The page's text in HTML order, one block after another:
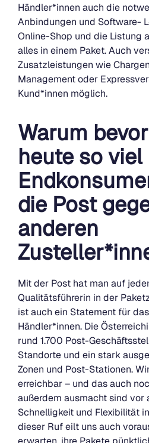
Händler*innen auch die
Anbindungen und Software-
Online-Shop und die Listung
alles in einem Paket. Auch
Zusatzleistungen wie
Management oder
Kund*innen möglich.
Warum
heute so viel
die Post
anderen
Mit der Post hat man auf
Qualitätsführerin in der
ist auch ein Statement für
Händler*innen. Die
rund 1.700 Post-
Standorte und ein stark
Zonen und Post-Stationen.
erreichbar – und das auch
außerdem ausmacht sind vor
Schnelligkeit und Flexibilität
dieser Ruf eilt uns auch